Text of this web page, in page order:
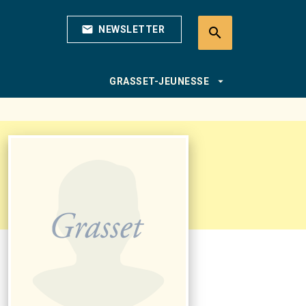
mail NEWSLETTER search
GRASSET-JEUNESSE arrow_drop_down